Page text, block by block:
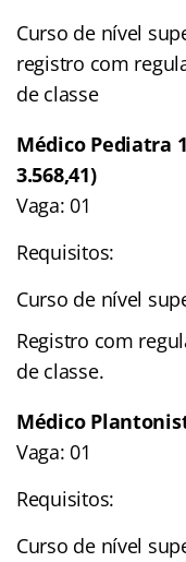
Curso de nível
registro com
de classe
Médico Pediatra
3.568,41)
Vaga: 01
Requisitos:
Curso de nível
Registro com
de classe.
Médico
Vaga: 01
Requisitos:
Curso de nível